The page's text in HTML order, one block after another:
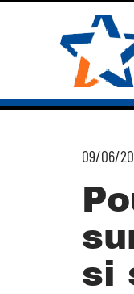
09/06/
si